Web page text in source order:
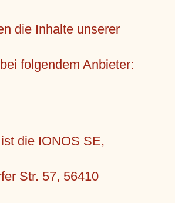
die Inhalte unserer
folgendem Anbieter:
die IONOS SE,
Str. 57, 56410